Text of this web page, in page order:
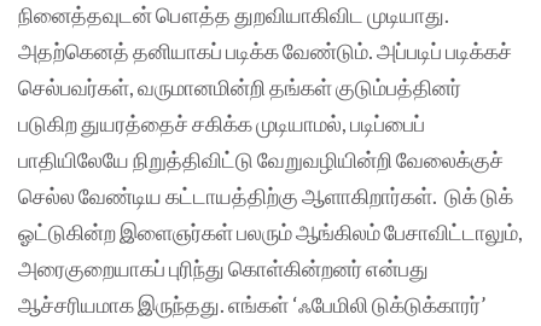
நினைத்தவுடன் பௌத்த துறவியாகிவிட முடியாது.
அதற்கெனத் தனியாகப் படிக்க வேண்டும். அப்படிப் படிக்கச்
செல்பவர்கள், வருமானமின்றி தங்கள் குடும்பத்தினர்
படுகிற துயரத்தைச் சகிக்க முடியாமல், படிப்பைப்
பாதியிலேயே நிறுத்திவிட்டு வேறுவழியின்றி வேலைக்குச்
செல்ல வேண்டிய கட்டாயத்திற்கு ஆளாகிறார்கள். டுக் டுக்
ஓட்டுகின்ற இளைஞர்கள் பலரும் ஆங்கிலம் பேசாவிட்டாலும்,
அரைகுறையாகப் புரிந்து கொள்கின்றனர் என்பது
ஆச்சரியமாக இருந்தது. எங்கள் ‘ஃபேமிலி டுக்டுக்காரர்’